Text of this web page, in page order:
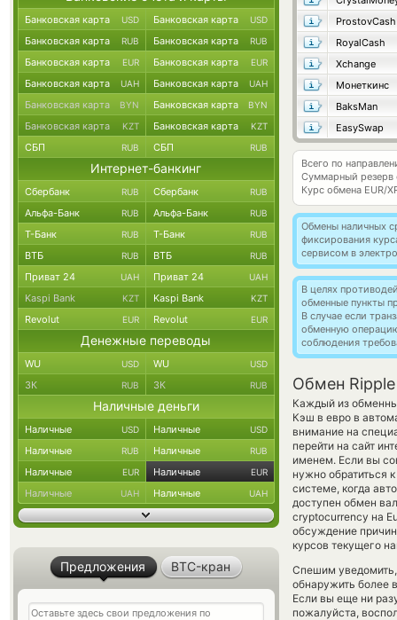
ProstovCash
RoyalCash
Xchange
Монеткинс
BaksMan
EasySwap
Всего по
Суммарный резерв
Курс обмена EUR/
Обмены наличных
фиксирования
сервисом в
В целях
обменные пункты
В случае если
обменную
соблюдения
Обмен Ripple
Каждый из
Кэш в евро в
внимание на
перейти на сайт
именем. Если вы
нужно обратиться
системе, когда
доступен обмен
cryptocurrency на
обсуждение
курсов текущего
Спешим
обнаружить более
Если вы еще ни
пожалуйста,
Банковская карта USD Банковская карта USD
Банковская карта RUB Банковская карта RUB
Банковская карта EUR Банковская карта EUR
Банковская карта UAH Банковская карта UAH
Банковская карта BYN Банковская карта BYN
Банковская карта KZT Банковская карта KZT
СБП RUB СБП RUB
Интернет-банкинг
Сбербанк RUB Сбербанк RUB
Альфа-Банк RUB Альфа-Банк RUB
Т-Банк RUB Т-Банк RUB
ВТБ RUB ВТБ RUB
Приват 24 UAH Приват 24 UAH
Kaspi Bank KZT Kaspi Bank KZT
Revolut EUR Revolut EUR
Денежные переводы
WU USD WU USD
ЗК RUB ЗК RUB
Наличные деньги
Наличные USD Наличные USD
Наличные RUB Наличные RUB
Наличные EUR Наличные EUR
Наличные UAH Наличные UAH
Предложения BTC-кран